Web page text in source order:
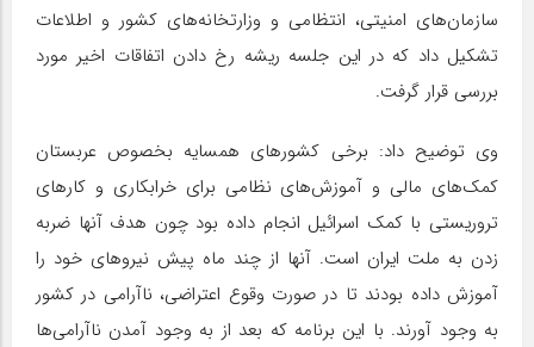
سازمان‌های امنیتی، انتظامی و وزارتخانه‌های کشور و اطلاعات
تشکیل داد که در این جلسه ریشه‌ رخ دادن اتفاقات اخیر مورد
بررسی قرار گرفت.
وی توضیح داد: برخی کشورهای همسایه بخصوص عربستان
کمک‌های مالی و آموزش‌های نظامی برای خرابکاری و کارهای
تروریستی با کمک اسرائیل انجام داده بود چون هدف آنها ضربه
زدن به ملت ایران است. آنها از چند ماه پیش نیروهای خود را
آموزش داده بودند تا در صورت وقوع اعتراضی، ناآرامی در کشور
به وجود آورند. با این برنامه که بعد از به وجود آمدن ناآرامی‌ها